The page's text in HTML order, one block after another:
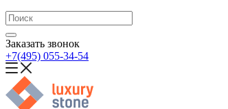
Заказать звонок
+7(495) 055-34-54